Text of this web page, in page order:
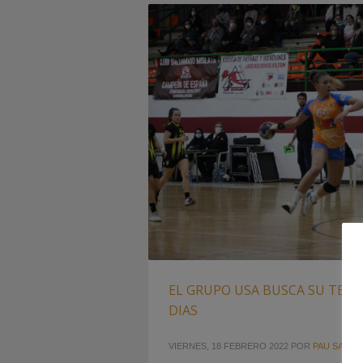
EL GRUPO USA BUSCA SU
DIAS
VIERNES, 18 FEBRERO 2022 POR PAU SAIZ